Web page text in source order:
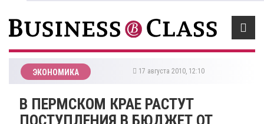
ЭКОНОМИКА 17 августа 2010, 12:10
В ПЕРМСКОМ КРАЕ РАСТУТ
ПОСТУПЛЕНИЯ В БЮДЖЕТ ОТ